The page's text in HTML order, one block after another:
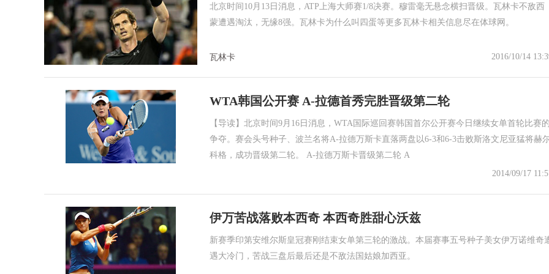
北京时间10月13日消息，ATP上海大师赛1/8决赛。穆雷毫无悬念横扫晋级。瓦林卡不敌西
蒙遭遇淘汰，无缘8强。瓦林卡为什么叫四蛋等更多瓦林卡相关信息尽在体球网。
2016/10/14
瓦林卡
WTA韩国公开赛 A-拉德首秀完胜晋级第二轮
【导读】北京时间9月16日消息，WTA国际巡回赛韩国首尔公开赛今日继续女单首轮比赛的
争夺。赛会头号种子、波兰名将A-拉德万斯卡直落两盘以6-3和6-3击败斯洛文尼亚猛将赫
科格，成功晋级第二轮。 A-拉德万斯卡晋级第二轮 A
2014/09/17
伊万苦战落败本西奇 本西奇胜甜心沃兹
新赛季印第安维尔斯皇冠赛刚结束女单第三轮的激战。本届赛事五号种子美女伊万诺维奇
遇大冷门，苦战三盘后最后还是不敌法国姑娘加西亚。